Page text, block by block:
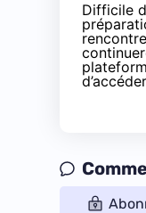
Difficile